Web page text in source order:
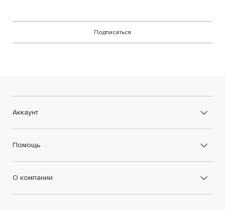
Подписаться
Аккаунт
Помощь
О компании